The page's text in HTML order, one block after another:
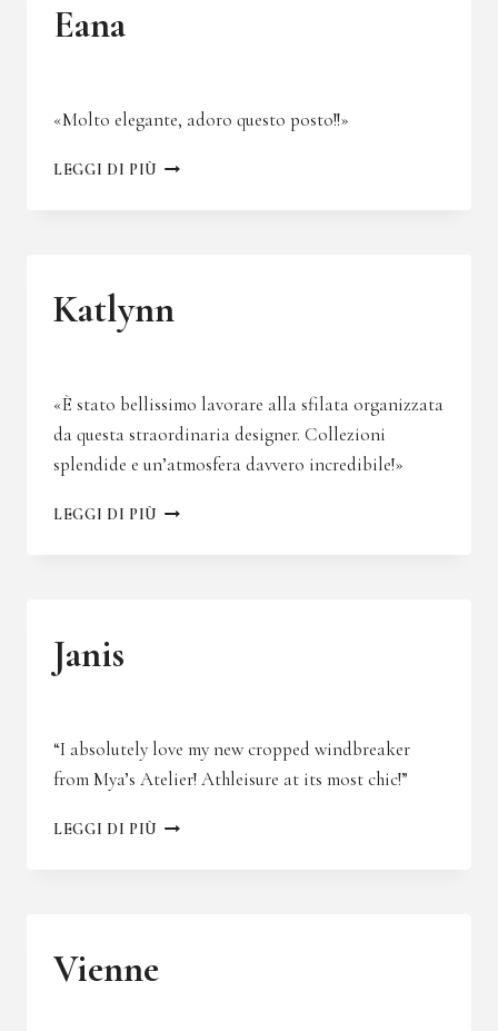
Eana
«Molto elegante, adoro questo posto!!»
LEGGI DI PIÙ EANA
Katlynn
«È stato bellissimo lavorare alla sfilata organizzata
da questa straordinaria designer. Collezioni
splendide e un’atmosfera davvero incredibile!»
LEGGI DI PIÙ KATLYNN
Janis
“I absolutely love my new cropped windbreaker
from Mya’s Atelier! Athleisure at its most chic!”
LEGGI DI PIÙ JANIS
Vienne